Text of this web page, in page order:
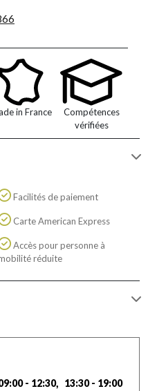
in France
Compétences
vérifiées
Facilités de paiement
Carte American Express
Accès pour personne à
réduite
- 12:30, 13:30 - 19:00